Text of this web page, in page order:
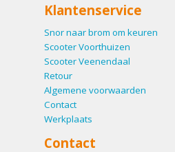
Klantenservice
Snor naar brom om keuren
Scooter Voorthuizen
Scooter Veenendaal
Retour
Algemene voorwaarden
Contact
Werkplaats
Contact